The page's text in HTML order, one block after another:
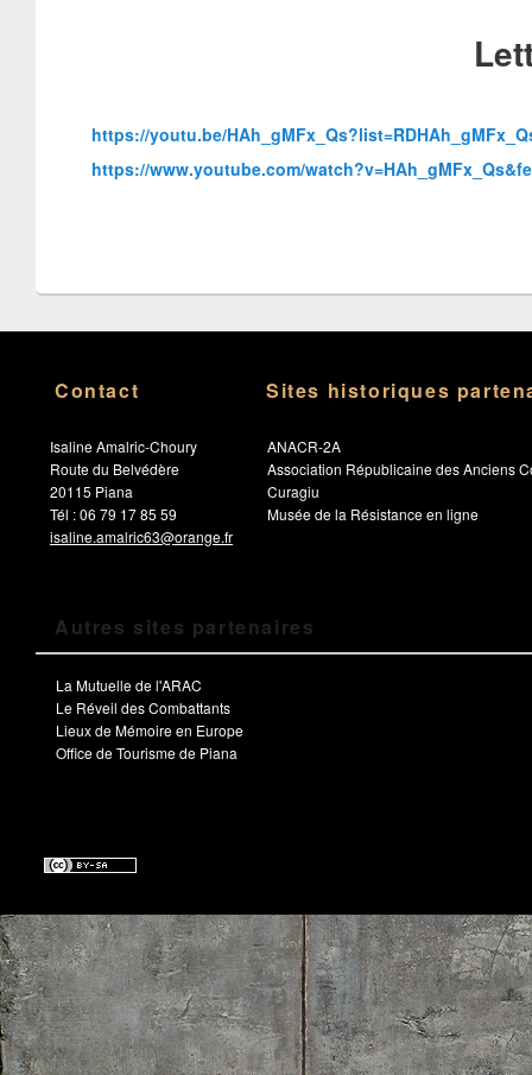
https://youtu.be/
https://www.youtube.com/
Contact
Isaline Amalric-Choury
Route du Belvédère
20115 Piana
Tél : 06 79 17 85 59
isaline.amalric63@orange.fr
Sites historiques
ANACR-2A
Association Républicaine des Anciens
Curagiu
Musée de la Résistance en ligne
Autres sites partenaires
La Mutuelle de l'ARAC
Le Réveil des Combattants
Lieux de Mémoire en Europe
Office de Tourisme de Piana